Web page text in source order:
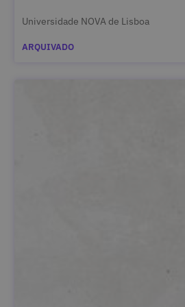
Universidade NOVA de Lisboa
ARQUIVADO